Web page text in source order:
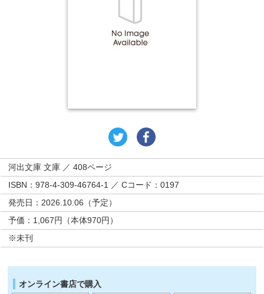
河出文庫 文庫 ／ 408ページ
ISBN：978-4-309-46764-1 ／ Cコード：0197
発売日：2026.10.06（予定）
予価：1,067円（本体970円）
※未刊
オンライン書店で購入